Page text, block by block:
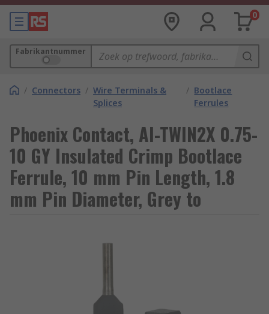
0
Fabrikantnummer
/ Connectors / Wire Terminals &
Splices
/ Bootlace
Ferrules
Phoenix Contact, AI-TWIN2X 0.75-
10 GY Insulated Crimp Bootlace
Ferrule, 10 mm Pin Length, 1.8
mm Pin Diameter, Grey to